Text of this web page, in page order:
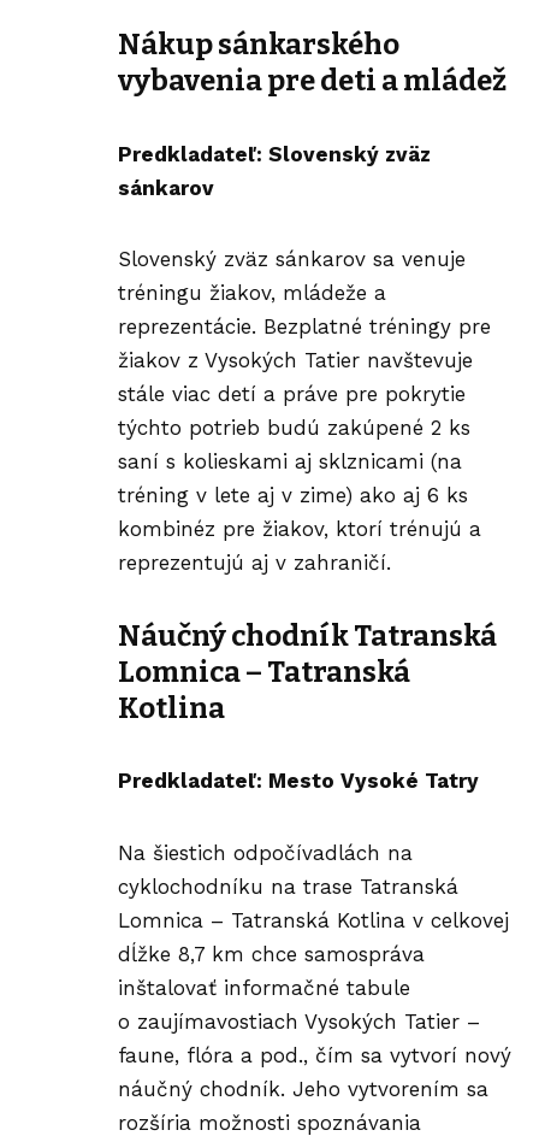
Nákup sánkarského
vybavenia pre deti a mládež
Predkladateľ: Slovenský zväz
sánkarov
Slovenský zväz sánkarov sa venuje
tréningu žiakov, mládeže a
reprezentácie. Bezplatné tréningy pre
žiakov z Vysokých Tatier navštevuje
stále viac detí a práve pre pokrytie
týchto potrieb budú zakúpené 2 ks
saní s kolieskami aj sklznicami (na
tréning v lete aj v zime) ako aj 6 ks
kombinéz pre žiakov, ktorí trénujú a
reprezentujú aj v zahraničí.
Náučný chodník Tatranská
Lomnica – Tatranská
Kotlina
Predkladateľ: Mesto Vysoké Tatry
Na šiestich odpočívadlách na
cyklochodníku na trase Tatranská
Lomnica – Tatranská Kotlina v celkovej
dĺžke 8,7 km chce samospráva
inštalovať informačné tabule
o zaujímavostiach Vysokých Tatier –
faune, flóra a pod., čím sa vytvorí nový
náučný chodník. Jeho vytvorením sa
rozšíria možnosti spoznávania